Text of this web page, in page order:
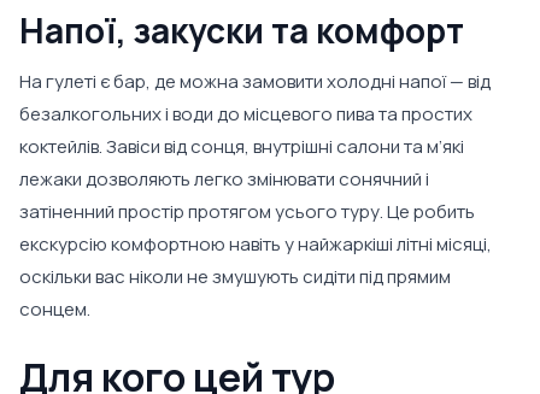
Напої, закуски та комфорт
На гулеті є бар, де можна замовити холодні напої — від
безалкогольних і води до місцевого пива та простих
коктейлів. Завіси від сонця, внутрішні салони та м’які
лежаки дозволяють легко змінювати сонячний і
затіненний простір протягом усього туру. Це робить
екскурсію комфортною навіть у найжаркіші літні місяці,
оскільки вас ніколи не змушують сидіти під прямим
сонцем.
Для кого цей тур